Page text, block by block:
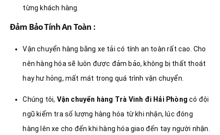
từng khách hàng.
Đảm Bảo Tính An Toàn :
Vận chuyển hàng bằng xe tải có tính an toàn rất cao. Cho
nên hàng hóa sẽ luôn được đảm bảo, không bị thất thoát
hay hư hỏng, mất mát trong quá trình vận chuyển.
Chúng tôi, Vận chuyển hàng Trà Vinh đi Hải Phòng có đội
ngũ kiểm tra số lượng hàng hóa từ khi nhận, lúc đóng
hàng lên xe cho đến khi hàng hóa giao đến tay người nhận.